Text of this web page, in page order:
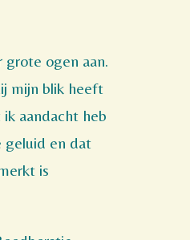
ogen aan.
mijn blik heeft
aandacht heb
geluid en dat
is